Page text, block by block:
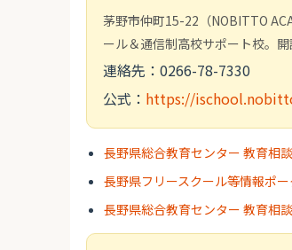
茅野市仲町15-22（NOBITTO
ール＆通信制高校サポート校。
連絡先：0266-78-7330
公式： https://
長野県総合教育センター 教育相
長野県フリースクール等情報ポ
長野県総合教育センター 教育相